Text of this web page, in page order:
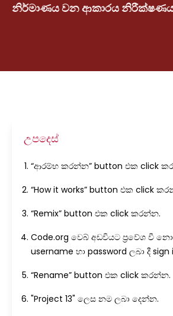
නිර්මාණය වන ආකාරය
උපදෙස්
“ආරම්භ කරන්න” button එක click
“How it works” button එක click
“Remix” button එක click කරන්න.
Code.org වෙබ් අඩවියට ප්‍රවේශ වී
username හා password ලබා දී
“Rename” button එක click කරන්න.
"Project 13" ලෙස නම ලබා දෙන්න.